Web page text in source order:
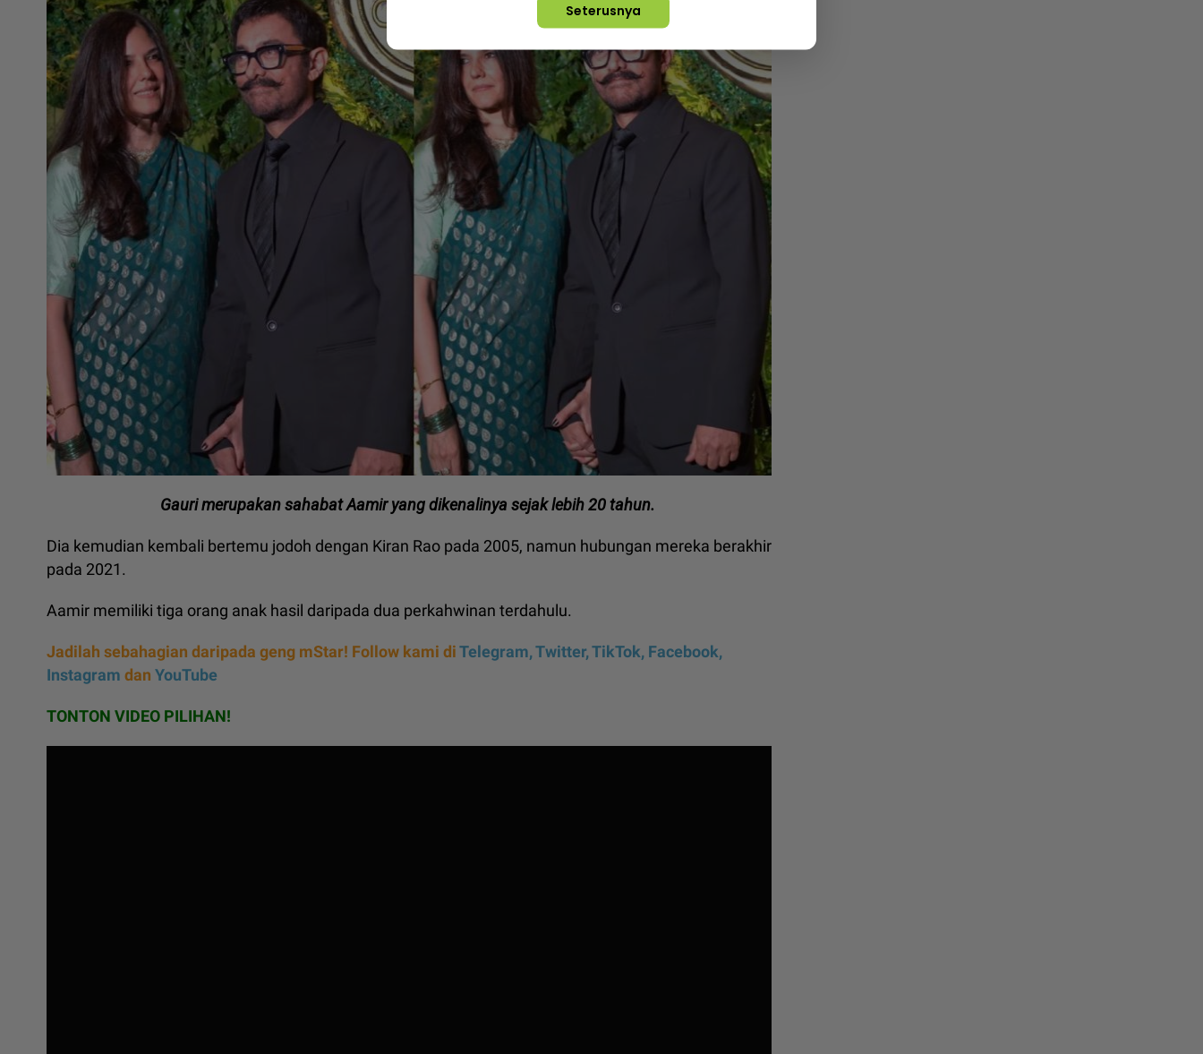
Gauri merupakan sahabat Aamir yang dikenalinya sejak lebih 20 tahun.
Dia kemudian kembali bertemu jodoh dengan Kiran Rao pada 2005, namun hubungan mereka berakhir
pada 2021.
Aamir memiliki tiga orang anak hasil daripada dua perkahwinan terdahulu.
Jadilah sebahagian daripada geng mStar! Follow kami diTelegram,Twitter,TikTok, Facebook,
Instagram dan YouTube
TONTON VIDEO PILIHAN!
Seterusnya